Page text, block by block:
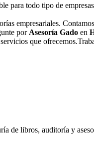
para todo tipo de
empresariales.
por Asesoría Gado en
que
de libros, auditoría y